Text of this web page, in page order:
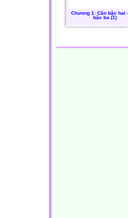
Chưong 1: Căn bậc hai
bậc ba (1)